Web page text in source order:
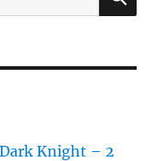
de
Knight – 2